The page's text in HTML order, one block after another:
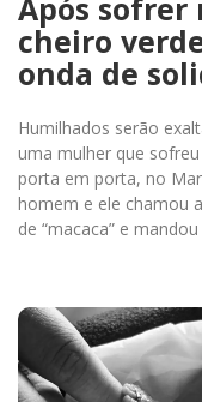
cheiro
onda de
Humilhados serão
uma mulher que
porta em porta, no
homem e ele chamou
de “macaca” e